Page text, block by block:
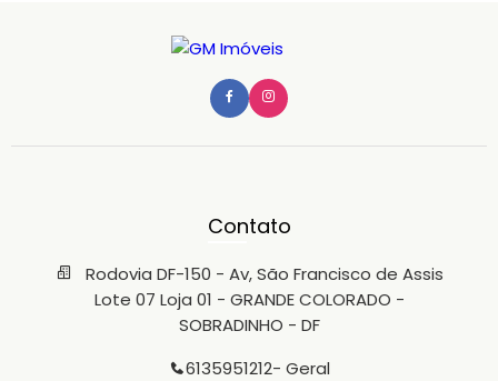
Contato
Rodovia DF-150 - Av, São Francisco de Assis
Lote 07 Loja 01 - GRANDE COLORADO -
SOBRADINHO - DF
6135951212- Geral